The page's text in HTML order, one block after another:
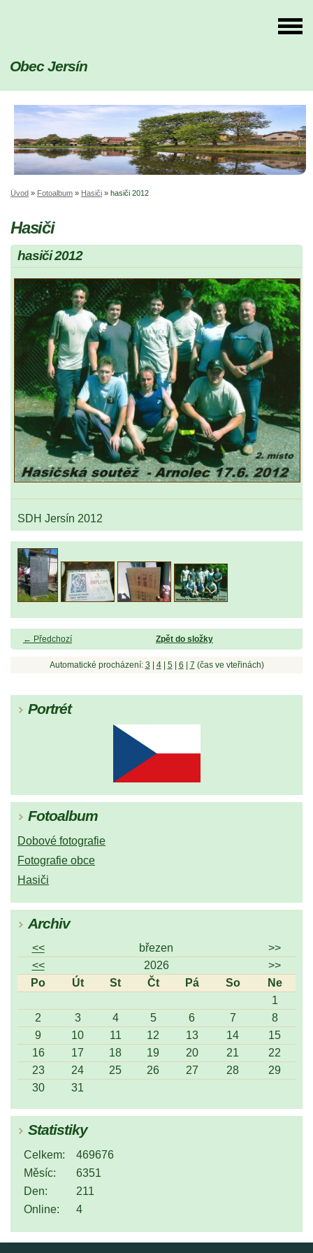
Obec Jersín
Úvod » Fotoalbum » Hasiči » hasiči 2012
Hasiči
hasiči 2012
SDH Jersín 2012
← Předchozí Zpět do složky
Automatické procházení: 3 | 4| 5| 6 | 7 (čas ve vteřinách)
Portrét
Fotoalbum
Dobové fotografie
Fotografie obce
Hasiči
Archiv
<< březen
>>
<<
2026
>>
Po
Út St Čt Pá So
Ne
1
2
3 4 5 6 7
8
9
10 11 12 13 14
15
16
17 18 19 20 21
22
23
24 25 26 27 28
29
30
31
Statistiky
Online: 4
Celkem:
469676
Měsíc:
6351
Den:
211